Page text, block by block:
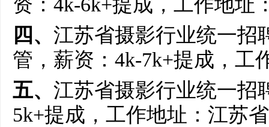
资：4k-6k+提成，工作地址
四、 江苏省摄影行业统一招
管，薪资：4k-7k+提成，工
五、 江苏省摄影行业统一招
5k+提成，工作地址：江苏